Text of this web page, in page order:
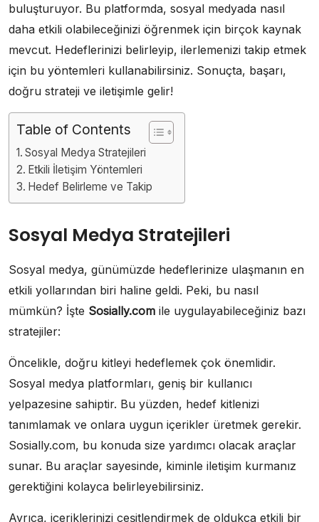
buluşturuyor. Bu platformda, sosyal medyada nasıl
daha etkili olabileceğinizi öğrenmek için birçok kaynak
mevcut. Hedeflerinizi belirleyip, ilerlemenizi takip etmek
için bu yöntemleri kullanabilirsiniz. Sonuçta, başarı,
doğru strateji ve iletişimle gelir!
Table of Contents
Sosyal Medya Stratejileri
Etkili İletişim Yöntemleri
Hedef Belirleme ve Takip
Sosyal Medya Stratejileri
Sosyal medya, günümüzde hedeflerinize ulaşmanın en
etkili yollarından biri haline geldi. Peki, bu nasıl
mümkün? İşte Sosially.com ile uygulayabileceğiniz bazı
stratejiler:
Öncelikle, doğru kitleyi hedeflemek çok önemlidir.
Sosyal medya platformları, geniş bir kullanıcı
yelpazesine sahiptir. Bu yüzden, hedef kitlenizi
tanımlamak ve onlara uygun içerikler üretmek gerekir.
Sosially.com, bu konuda size yardımcı olacak araçlar
sunar. Bu araçlar sayesinde, kiminle iletişim kurmanız
gerektiğini kolayca belirleyebilirsiniz.
Ayrıca, içeriklerinizi çeşitlendirmek de oldukça etkili bir